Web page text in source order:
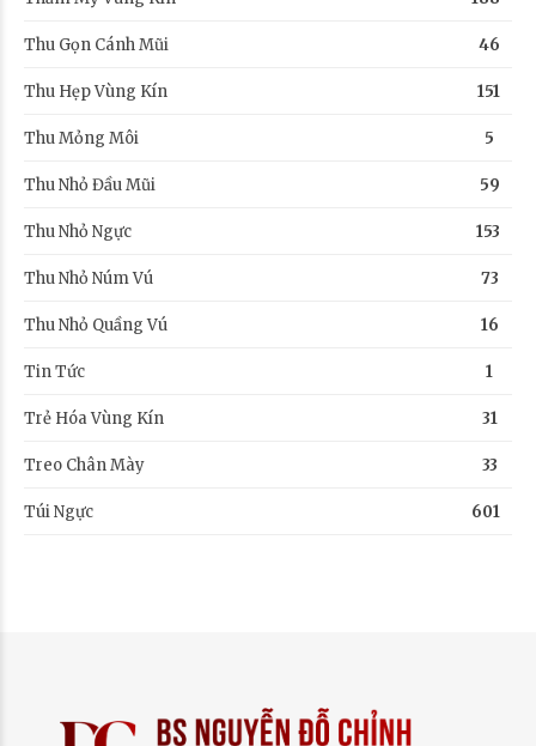
Thu Gọn Cánh Mũi 46
Thu Hẹp Vùng Kín 151
Thu Mỏng Môi 5
Thu Nhỏ Đầu Mũi 59
Thu Nhỏ Ngực 153
Thu Nhỏ Núm Vú 73
Thu Nhỏ Quầng Vú 16
Tin Tức 1
Trẻ Hóa Vùng Kín 31
Treo Chân Mày 33
Túi Ngực 601